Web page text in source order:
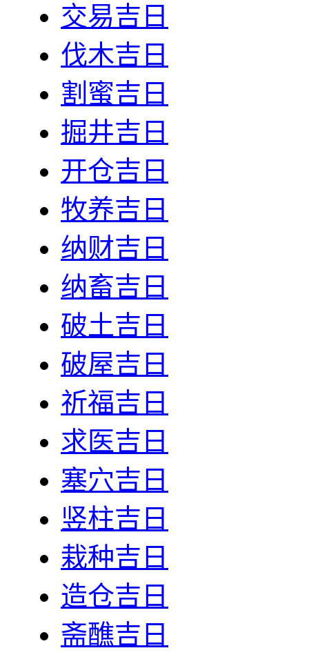
交易吉日
伐木吉日
割蜜吉日
掘井吉日
开仓吉日
牧养吉日
纳财吉日
纳畜吉日
破土吉日
破屋吉日
祈福吉日
求医吉日
塞穴吉日
竖柱吉日
栽种吉日
造仓吉日
斋醮吉日